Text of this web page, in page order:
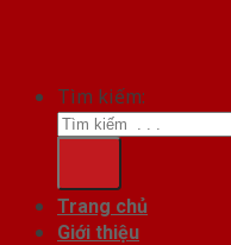
Tìm kiếm:
Trang chủ
Giới thiệu